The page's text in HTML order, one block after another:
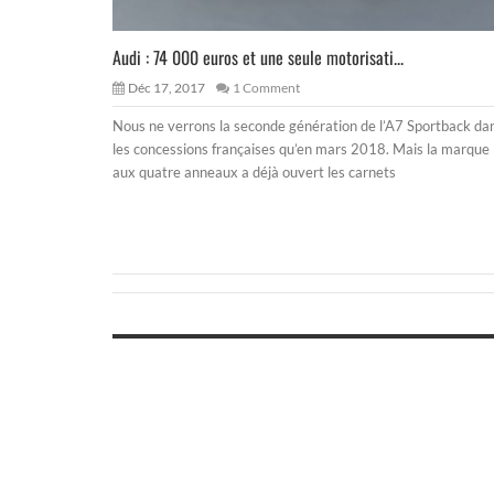
Audi : 74 000 euros et une seule motorisati...
Déc 17, 2017 1 Comment
Nous ne verrons la seconde génération de l’A7 Sportback
les concessions françaises qu’en mars 2018. Mais la marque
aux quatre anneaux a déjà ouvert les carnets